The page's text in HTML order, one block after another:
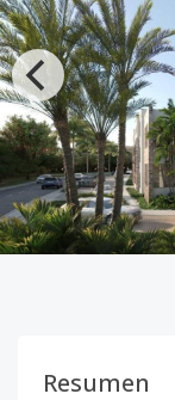
Resumen